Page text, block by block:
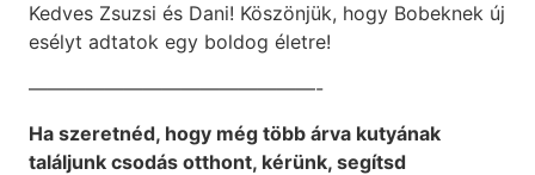
Kedves Zsuzsi és Dani! Köszönjük, hogy Bobeknek új
esélyt adtatok egy boldog életre!
———————————————-
Ha szeretnéd, hogy még több árva kutyának
találjunk csodás otthont, kérünk, segítsd